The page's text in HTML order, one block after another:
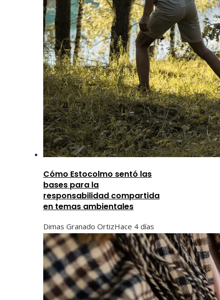
Cómo Estocolmo sentó las
bases para la
responsabilidad compartida
en temas ambientales
Dimas Granado OrtizHace 4 días